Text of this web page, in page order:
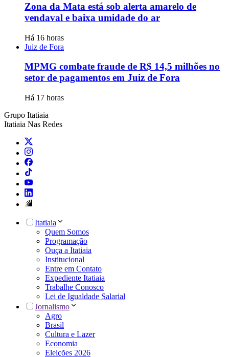
Zona da Mata está sob alerta amarelo de
vendaval e baixa umidade do ar
Há 16 horas
Juiz de Fora
MPMG combate fraude de R$ 14,5 milhões no
setor de pagamentos em Juiz de Fora
Há 17 horas
Grupo Itatiaia
Itatiaia Nas Redes
Itatiaia
Quem Somos
Programação
Ouça a Itatiaia
Institucional
Entre em Contato
Expediente Itatiaia
Trabalhe Conosco
Lei de Igualdade Salarial
Jornalismo
Agro
Brasil
Cultura e Lazer
Economia
Eleições 2026